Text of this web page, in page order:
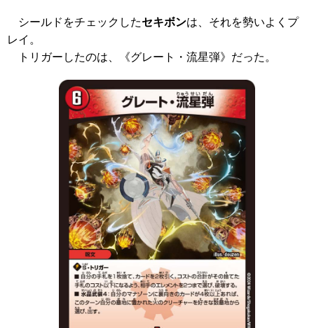
シールドをチェックしたセキボンは、それを勢いよくプ
レイ。
トリガーしたのは、
《グレート・流星弾》 だった。